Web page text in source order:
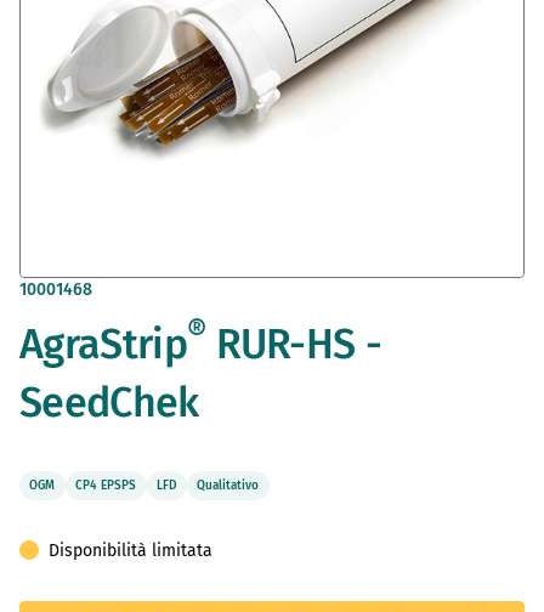
Vai
della
galleria
immagini
10001468
AgraStrip® RUR-HS -
SeedChek
OGM CP4 EPSPS LFD Qualitativo
Disponibilità limitata